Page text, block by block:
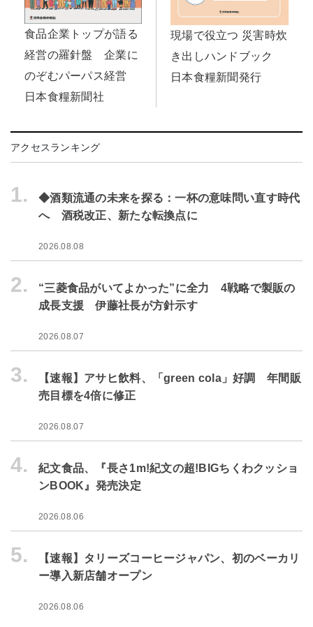
食品企業トップが語る
経営の羅針盤 企業に
のぞむパーパス経営
日本食糧新聞社
現場で役立つ 災害時炊
き出しハンドブック
日本食糧新聞発行
アクセスランキング
1.
◆酒類流通の未来を探る：一杯の意味問い直す時代
へ 酒税改正、新たな転換点に
2026.08.08
2.
“三菱食品がいてよかった”に全力 4戦略で製販の
成長支援 伊藤社長が方針示す
2026.08.07
3.
【速報】アサヒ飲料、「green cola」好調 年間販
売目標を4倍に修正
2026.08.07
4.
紀文食品、『長さ1m!紀文の超!BIGちくわクッショ
ンBOOK』発売決定
2026.08.06
5.
【速報】タリーズコーヒージャパン、初のベーカリ
ー導入新店舗オープン
2026.08.06